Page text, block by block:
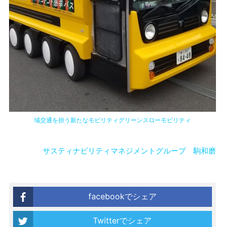
域交通を担う新たなモビリティグリーンスローモビリティ
サスティナビリティマネジメントグループ 駒和磨
facebookでシェア
Twitterでシェア